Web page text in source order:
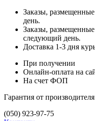
Заказы,
день.
Заказы,
следующий день.
Доставка 1-3 дня
При получении
Онлайн-оплата на
На счет ФОП
Гарантия от
(050) 923-97-75